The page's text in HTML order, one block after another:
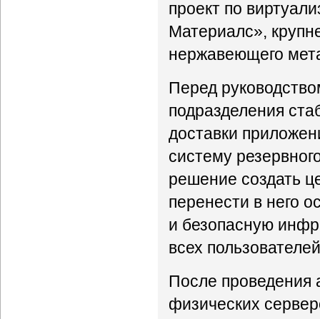
проект по
Материалс»,
нержавеющего
Перед
подразделения
доставки
систему
решение создать
перенести в него
и безопасную
всех
После проведения
физических